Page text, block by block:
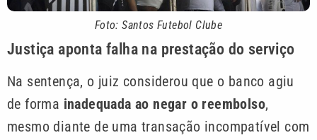
Foto: Santos Futebol Clube
Justiça aponta falha na prestação do serviço
Na sentença, o juiz considerou que o banco agiu
de forma inadequada ao negar o reembolso,
mesmo diante de uma transação incompatível com